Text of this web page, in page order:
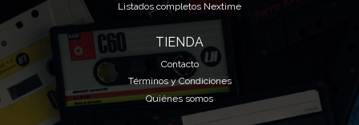
Listados completos Nextime
TIENDA
Contacto
Términos y Condiciones
Quiénes somos